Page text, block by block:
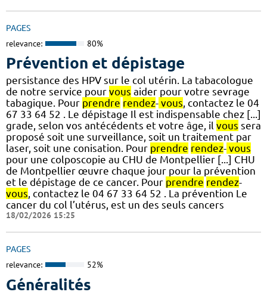
PAGES
relevance: 80%
Prévention et dépistage
persistance des HPV sur le col utérin. La tabacologue
de notre service pour vous aider pour votre sevrage
tabagique. Pour prendre rendez- vous, contactez le 04
67 33 64 52 . Le dépistage Il est indispensable chez [...]
grade, selon vos antécédents et votre âge, il vous sera
proposé soit une surveillance, soit un traitement par
laser, soit une conisation. Pour prendre rendez- vous
pour une colposcopie au CHU de Montpellier [...] CHU
de Montpellier œuvre chaque jour pour la prévention
et le dépistage de ce cancer. Pour prendre rendez-
vous, contactez le 04 67 33 64 52 . La prévention Le
cancer du col l’utérus, est un des seuls cancers
18/02/2026 15:25
PAGES
relevance: 52%
Généralités